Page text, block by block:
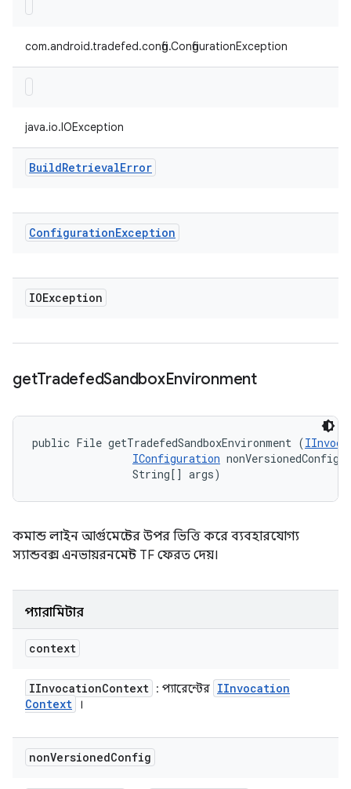
com.android.tradefed.config.ConfigurationException
java.io.IOException
BuildRetrievalError
ConfigurationException
IOException
getTradefedSandboxEnvironment
public File getTradefedSandboxEnvironment (
IConfiguration nonVersionedConfig,
                String[] args)
কমান্ড লাইন আর্গুমেন্টের উপর ভিত্তি করে ব্যবহারযোগ্য
স্যান্ডবক্স এনভায়রনমেন্ট TF ফেরত দেয়।
প্যারামিটার
context
IInvocationContext : প্যারেন্টের IInvocation
Context
।
nonVersionedConfig